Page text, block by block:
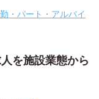
・パート・アルバイ
を施設業態から